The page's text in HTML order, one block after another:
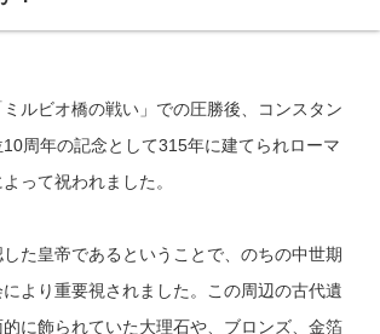
ルビオ橋の戦い」での圧勝後、コンスタン
周年の記念として315年に建てられローマ
って祝われました。
た皇帝であるということで、のちの中世期
より重要視されました。この周辺の古代遺
に飾られていた大理石や、ブロンズ、金箔